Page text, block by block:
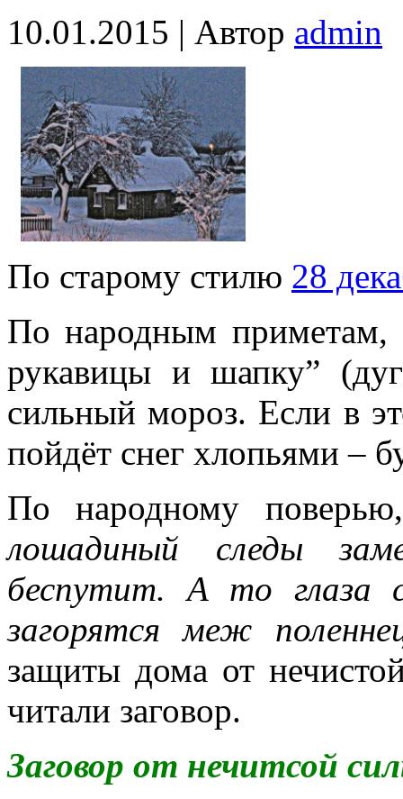
10.01.2015 | Автор admin
По старому стилю 28
По народным приметам,
рукавицы и шапку”
сильный мороз. Если в
пойдёт снег хлопьями –
По народному поверью,
лошадиный следы
беспутит. А то глаза
загорятся меж
защиты дома от
читали заговор.
Заговор от нечитсой